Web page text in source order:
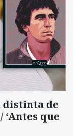
distinta de
que